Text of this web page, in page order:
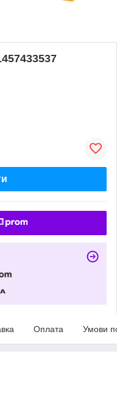
Оплата Умови